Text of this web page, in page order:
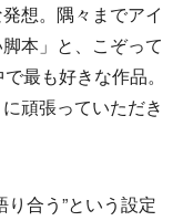
想。隅々までアイ
本」と、こぞって
最も好きな作品。
頑張っていただき
合う”という設定